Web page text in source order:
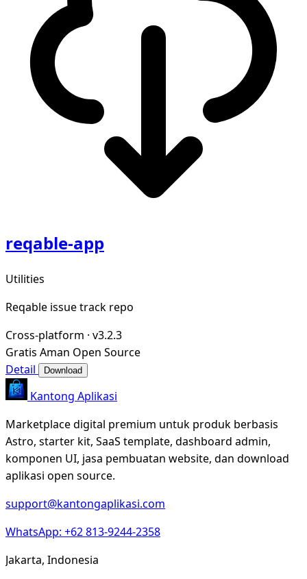
reqable-app
Utilities
Reqable issue track repo
Cross-platform · v3.2.3
Gratis Aman Open Source
Detail
Download
Kantong Aplikasi
Marketplace digital premium untuk produk berbasis
Astro, starter kit, SaaS template, dashboard admin,
komponen UI, jasa pembuatan website, dan download
aplikasi open source.
support@kantongaplikasi.com
WhatsApp: +62 813-9244-2358
Jakarta, Indonesia